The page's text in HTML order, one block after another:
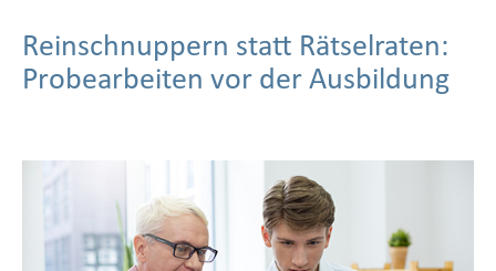
Reinschnuppern statt Rätselraten:
Probearbeiten vor der Ausbildung